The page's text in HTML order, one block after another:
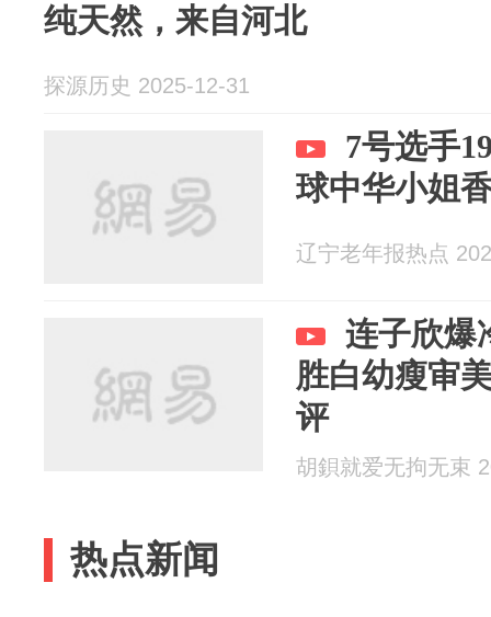
纯天然，来自河北
探源历史 2025-12-31
7号选手
球中华小姐
辽宁老年报热点
连子欣爆
胜白幼瘦审
评
胡鋇就爱无拘无束
热点新闻